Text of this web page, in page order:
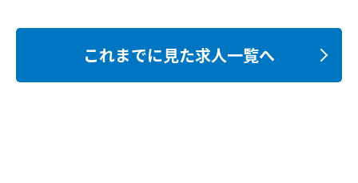
これまでに見た求人一覧へ